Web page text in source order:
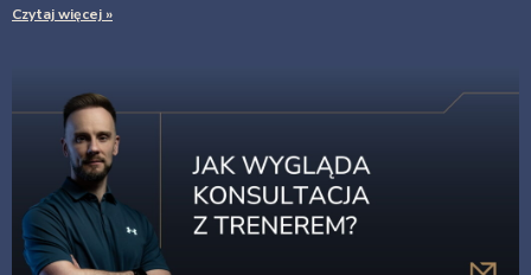
Czytaj więcej »